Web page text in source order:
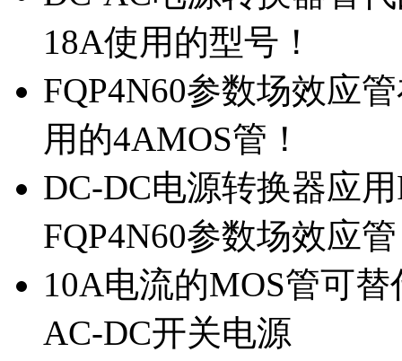
18A使用的型号！
FQP4N60参数场效应
用的4AMOS管！
DC-DC电源转换器应
FQP4N60参数场效应
10A电流的MOS管可
AC-DC开关电源